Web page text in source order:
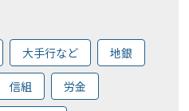
大手行など 地銀
信組 労金